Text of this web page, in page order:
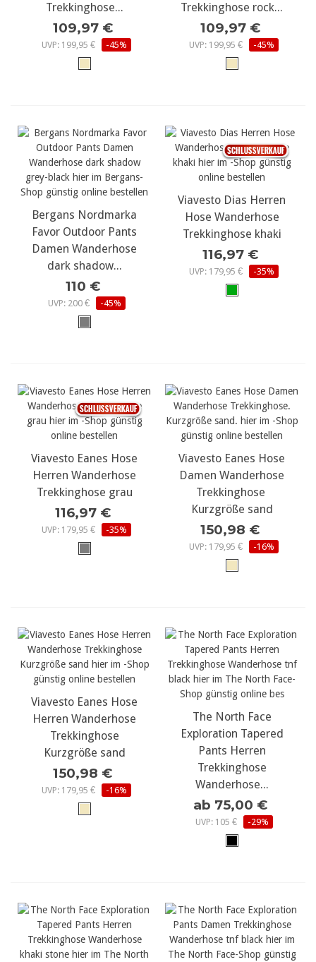
Trekkinghose...
109,97 €
UVP: 199,95 € -45%
Trekkinghose rock...
109,97 €
UVP: 199,95 € -45%
Bergans Nordmarka
Favor Outdoor Pants
Damen Wanderhose
dark shadow...
110 €
UVP: 200 € -45%
Viavesto Dias Herren
Hose Wanderhose
Trekkinghose khaki
116,97 €
UVP: 179,95 € -35%
Viavesto Eanes Hose
Herren Wanderhose
Trekkinghose grau
116,97 €
UVP: 179,95 € -35%
Viavesto Eanes Hose
Damen Wanderhose
Trekkinghose
Kurzgröße sand
150,98 €
UVP: 179,95 € -16%
Viavesto Eanes Hose
Herren Wanderhose
Trekkinghose
Kurzgröße sand
150,98 €
UVP: 179,95 € -16%
The North Face
Exploration Tapered
Pants Herren
Trekkinghose
Wanderhose...
ab 75,00 €
UVP: 105 € -29%